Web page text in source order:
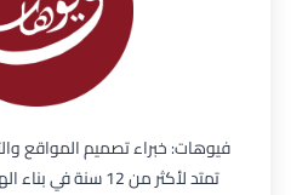
فيوهات: خبراء تصميم المواقع
تمتد لأكثر من 12 سنة في بناء الهوية الرقمية للشركات.